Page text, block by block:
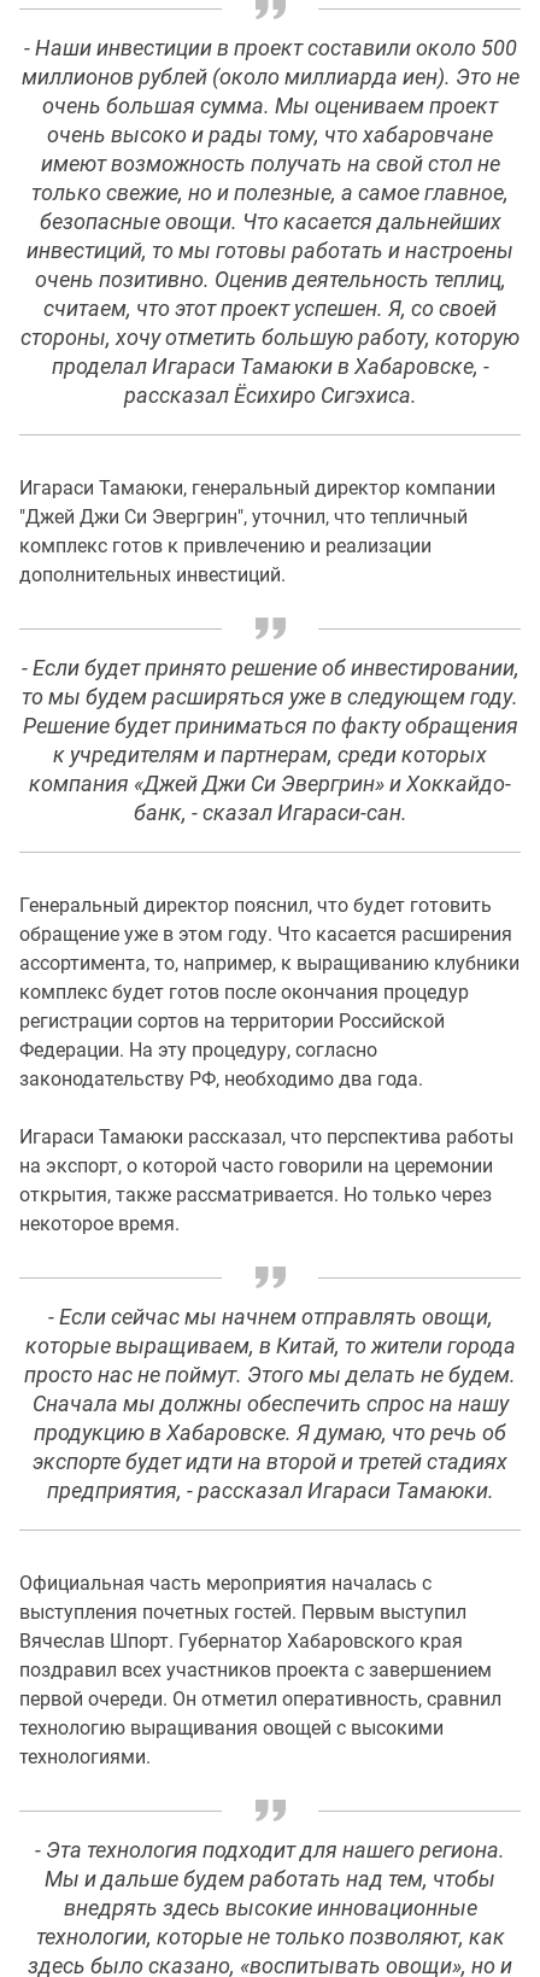
- Наши инвестиции в проект составили около 500
миллионов рублей (около миллиарда иен). Это не
очень большая сумма. Мы оцениваем проект
очень высоко и рады тому, что хабаровчане
имеют возможность получать на свой стол не
только свежие, но и полезные, а самое главное,
безопасные овощи. Что касается дальнейших
инвестиций, то мы готовы работать и настроены
очень позитивно. Оценив деятельность теплиц,
считаем, что этот проект успешен. Я, со своей
стороны, хочу отметить большую работу, которую
проделал Игараси Тамаюки в Хабаровске, -
рассказал Ёсихиро Сигэхиса.
Игараси Тамаюки, генеральный директор компании
"Джей Джи Си Эвергрин", уточнил, что тепличный
комплекс готов к привлечению и реализации
дополнительных инвестиций.
- Если будет принято решение об инвестировании,
то мы будем расширяться уже в следующем году.
Решение будет приниматься по факту обращения
к учредителям и партнерам, среди которых
компания «Джей Джи Си Эвергрин» и Хоккайдо-
банк, - сказал Игараси-сан.
Генеральный директор пояснил, что будет готовить
обращение уже в этом году. Что касается расширения
ассортимента, то, например, к выращиванию клубники
комплекс будет готов после окончания процедур
регистрации сортов на территории Российской
Федерации. На эту процедуру, согласно
законодательству РФ, необходимо два года.
Игараси Тамаюки рассказал, что перспектива работы
на экспорт, о которой часто говорили на церемонии
открытия, также рассматривается. Но только через
некоторое время.
- Если сейчас мы начнем отправлять овощи,
которые выращиваем, в Китай, то жители города
просто нас не поймут. Этого мы делать не будем.
Сначала мы должны обеспечить спрос на нашу
продукцию в Хабаровске. Я думаю, что речь об
экспорте будет идти на второй и третей стадиях
предприятия, - рассказал Игараси Тамаюки.
Официальная часть мероприятия началась с
выступления почетных гостей. Первым выступил
Вячеслав Шпорт. Губернатор Хабаровского края
поздравил всех участников проекта с завершением
первой очереди. Он отметил оперативность, сравнил
технологию выращивания овощей с высокими
технологиями.
- Эта технология подходит для нашего региона.
Мы и дальше будем работать над тем, чтобы
внедрять здесь высокие инновационные
технологии, которые не только позволяют, как
здесь было сказано, «воспитывать овощи», но и